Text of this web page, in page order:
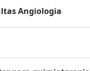
Angiologia